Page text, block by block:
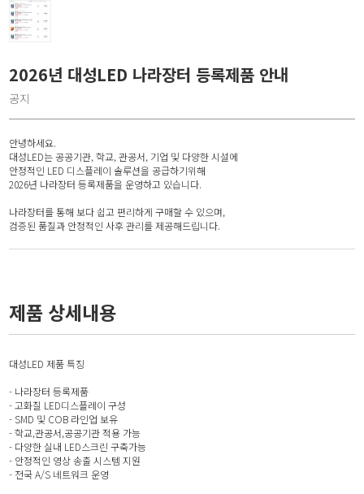
2026년 대성LED 나라장터 등록제품 안내
공지
안녕하세요.
대성LED는 공공기관, 학교, 관공서, 기업 및 다양한 시설에
안정적인 LED 디스플레이 솔루션을 공급하기위해
2026년 나라장터 등록제품을 운영하고 있습니다.
나라장터를 통해 보다 쉽고 편리하게 구매할 수 있으며,
검증된 품질과 안정적인 사후 관리를 제공해드립니다.
제품 상세내용
대성LED 제품 특징
- 나라장터 등록제품
- 고화질 LED디스플레이 구성
- SMD 및 COB 라인업 보유
- 학교,관공서,공공기관 적용 가능
- 다양한 실내 LED스크린 구축가능
- 안정적인 영상 송출 시스템 지원
- 전국 A/S 네트워크 운영